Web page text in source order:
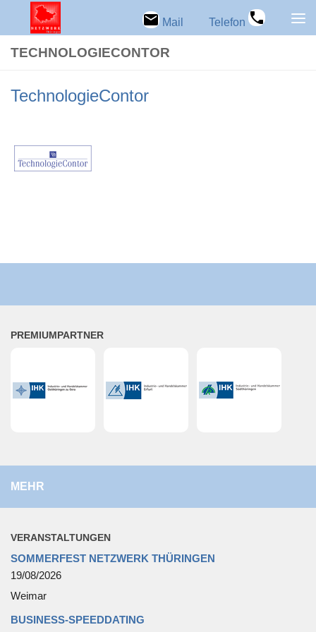
Zum Inhalt springen Mail Telefon
TECH­NO­LO­GIE­CON­TOR
Tech­no­lo­gie­Con­tor
PRE­MI­UM­PART­NER
MEHR
VER­AN­STAL­TUN­GEN
SOMMERFEST NETZWERK THÜRINGEN
19/08/2026
Weimar
BUSINESS-SPEEDDATING